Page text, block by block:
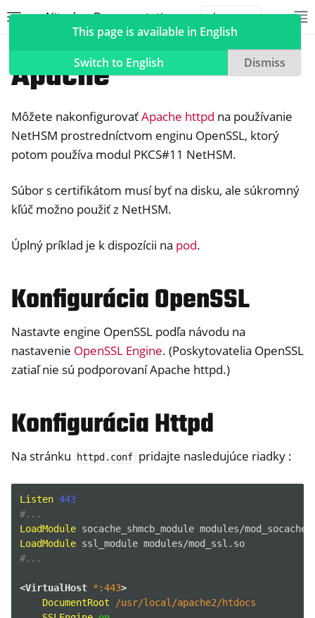
Nitrokey Documentation
navigation of Nitrokeys
navigation of NitroPad, NitroPC
navigation of NextBox
navigation of Container
navigation of Compatible Software
Apache
Môžete nakonfigurovaťApache httpd na používanie
NetHSM prostredníctvom enginu OpenSSL, ktorý
potom používa modul PKCS#11 NetHSM.
Súbor s certifikátom musí byť na disku, ale súkromný
kľúč možno použiť z NetHSM.
Úplný príklad je k dispozícii na pod.
Konfigurácia OpenSSL
Nastavte engine OpenSSL podľa návodu na
nastavenie OpenSSL Engine. (Poskytovatelia OpenSSL
zatiaľ nie sú podporovaní Apache httpd.)
Konfigurácia Httpd
Na stránku httpd.conf pridajte nasledujúce riadky :
Listen 443
#...
LoadModule socache_shmcb_module
LoadModule ssl_module
#...
<VirtualHost *:443>
DocumentRoot
/usr/local/apache2/htdocs
This page is available in English
Switch to English
Dismiss